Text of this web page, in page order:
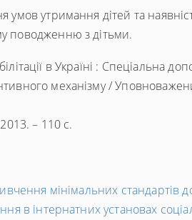
умов утримання дітей та
поводженню з дітьми.
в Україні : Спеціальна
механізму /
– 110 c.
мінімальних стандартів
в інтернатних установах